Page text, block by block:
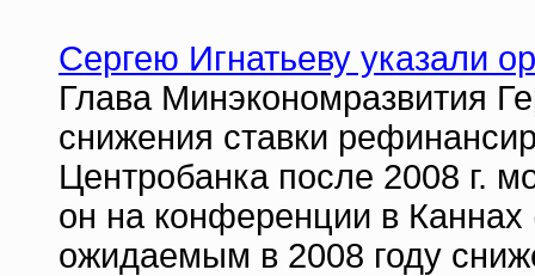
Сергею Игнатьеву указали
Глава Минэкономразвития
снижения ставки
Центробанка после 2008 г.
он на конференции в
ожидаемым в 2008 году